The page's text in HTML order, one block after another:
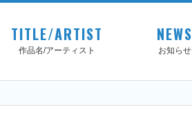
TITLE/ARTIST
作品名/アーティスト
NEWS
お知らせ